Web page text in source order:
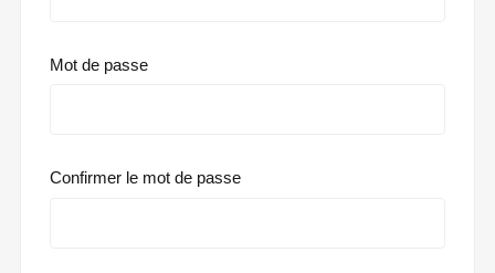
Mot de passe
Confirmer le mot de passe